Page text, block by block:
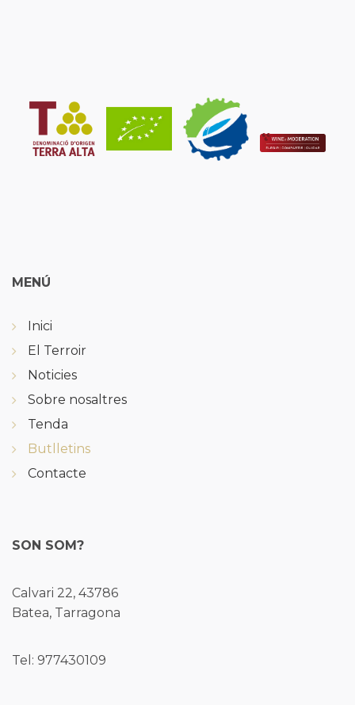
MENÚ
Inici
El Terroir
Noticies
Sobre nosaltres
Tenda
Butlletins
Contacte
SON SOM?
Calvari 22, 43786
Batea, Tarragona
Tel: 977430109